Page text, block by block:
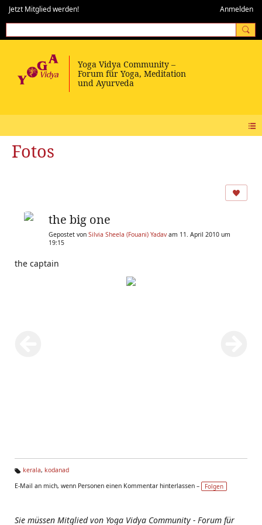
Jetzt Mitglied werden! Anmelden
Fotos
the big one
Gepostet von Silvia Sheela (Fouani) Yadavam 11. April 2010 um
19:15
the captain
g
kerala, kodanad
E-Mail an mich, wenn Personen einen Kommentar hinterlassen –
Folgen
Sie müssen Mitglied von Yoga Vidya Community - Forum für